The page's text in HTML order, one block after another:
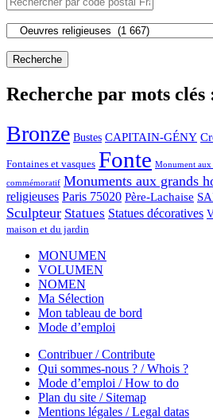
Recherche par mots clés
Bronze Bustes CAPITAIN-GÉNY
Fontaines et vasques Fonte Monument aux
commémoratif Monuments aux grands
religieuses Paris 75020 Père-Lachaise
Sculpteur Statues Statues décoratives
maison et du jardin
MONUMEN
VOLUMEN
NOMEN
Ma Sélection
Mon tableau de bord
Mode d’emploi
Contribuer / Contribute
Qui sommes-nous ? / Whois ?
Mode d’emploi / How to do
Plan du site / Sitemap
Mentions légales / Legal datas